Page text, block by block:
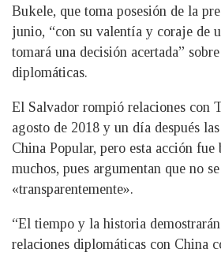
Bukele, que toma posesión de la
junio, “con su valentía y coraje de
tomará una decisión acertada”
diplomáticas.
El Salvador rompió relaciones con
agosto de 2018 y un día después
China Popular, pero esta acción
muchos, pues argumentan que no
«transparentemente».
“El tiempo y la historia
relaciones diplomáticas con China